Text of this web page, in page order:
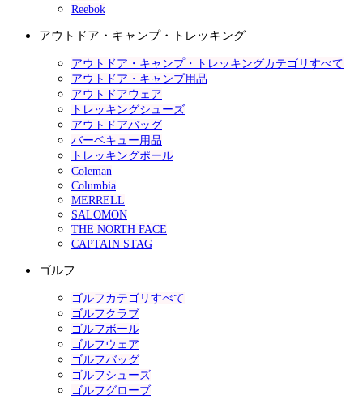
Reebok
アウトドア・キャンプ・トレッキング
アウトドア・キャンプ・トレッキングカテゴリすべて
アウトドア・キャンプ用品
アウトドアウェア
トレッキングシューズ
アウトドアバッグ
バーベキュー用品
トレッキングポール
Coleman
Columbia
MERRELL
SALOMON
THE NORTH FACE
CAPTAIN STAG
ゴルフ
ゴルフカテゴリすべて
ゴルフクラブ
ゴルフボール
ゴルフウェア
ゴルフバッグ
ゴルフシューズ
ゴルフグローブ